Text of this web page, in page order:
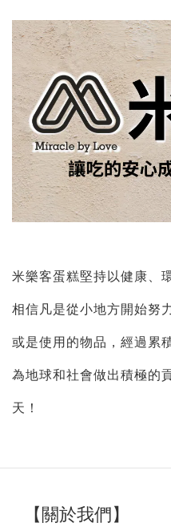
米樂客蛋糕堅持以健康、
相信凡是從小地方開始努
或是使用的物品，經過累
為地球和社會做出積極的
天！
【關於我們】